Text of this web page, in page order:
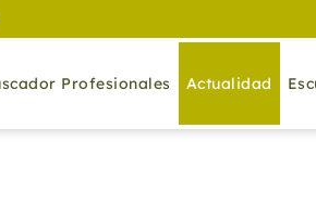
Profesionales Actualidad